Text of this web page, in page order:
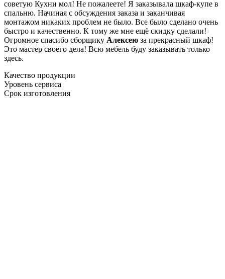
советую Кухни мол! Не пожалеете! Я заказывала шкаф-купе в
спальню. Начиная с обсуждения заказа и заканчивая
монтажом никаких проблем не было. Все было сделано очень
быстро и качественно. К тому же мне ещё скидку сделали!
Огромное спасибо сборщику Алексею за прекрасный шкаф!
Это мастер своего дела! Всю мебель буду заказывать только
здесь.
Качество продукции
Уровень сервиса
Срок изготовления